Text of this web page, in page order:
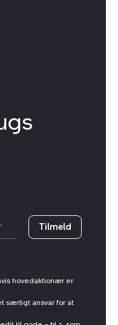
Tilmeld
hovedaktionær er
særligt ansvar for at